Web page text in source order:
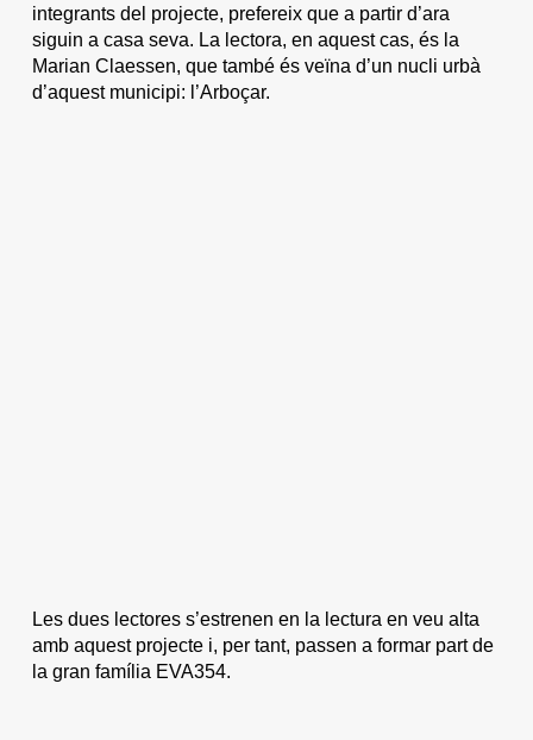
integrants del projecte, prefereix que a partir d’ara
siguin a casa seva. La lectora, en aquest cas, és la
Marian Claessen, que també és veïna d’un nucli urbà
d’aquest municipi: l’Arboçar.
Les dues lectores s’estrenen en la lectura en veu alta
amb aquest projecte i, per tant, passen a formar part de
la gran família EVA354.